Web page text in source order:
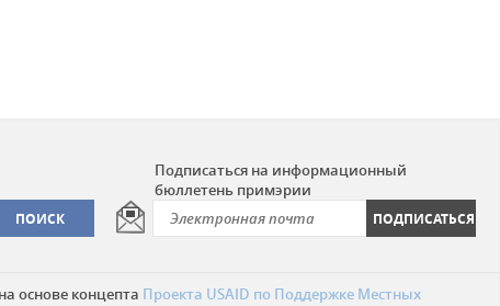
Подписаться на информационный
бюллетень примэрии
основе концепта Проекта USAID по Поддержке Местных